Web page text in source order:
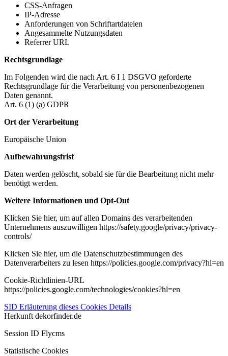
CSS-Anfragen
IP-Adresse
Anforderungen von Schriftartdateien
Angesammelte Nutzungsdaten
Referrer URL
Rechtsgrundlage
Im Folgenden wird die nach Art. 6 I 1 DSGVO geforderte
Rechtsgrundlage für die Verarbeitung von personenbezogenen
Daten genannt.
Art. 6 (1) (a) GDPR
Ort der Verarbeitung
Europäische Union
Aufbewahrungsfrist
Daten werden gelöscht, sobald sie für die Bearbeitung nicht mehr
benötigt werden.
Weitere Informationen und Opt-Out
Klicken Sie hier, um auf allen Domains des verarbeitenden
Unternehmens auszuwilligen https://safety.google/privacy/privacy-
controls/
Klicken Sie hier, um die Datenschutzbestimmungen des
Datenverarbeiters zu lesen https://policies.google.com/privacy?hl=en
Cookie-Richtlinien-URL
https://policies.google.com/technologies/cookies?hl=en
SID Erläuterung dieses Cookies Details
Herkunft dekorfinder.de
Session ID Flycms
Statistische Cookies